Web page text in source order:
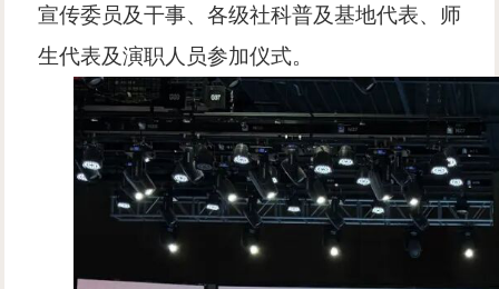
宣传委员及干事、各级社科普及基地代表、师
生代表及演职人员参加仪式。